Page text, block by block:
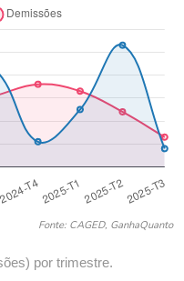
Fonte: CAGED, GanhaQuanto
por trimestre.